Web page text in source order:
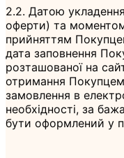
2.2. Датою
оферти) та
прийняттям
дата заповнення
розташованої на
отримання
замовлення в
необхідності, за
бути оформлений у